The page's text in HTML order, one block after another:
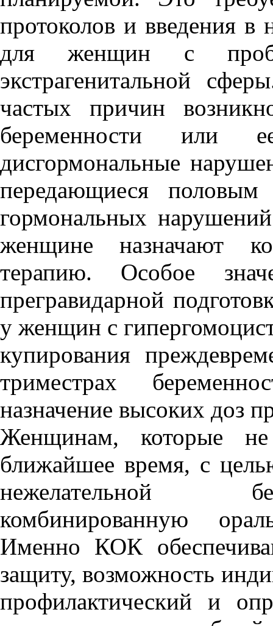
протоколов и введения в
для женщин с
экстрагенитальной
частых причин
беременности или
дисгормональные
передающиеся
гормональных
женщине назначают
терапию. Особое
прегравидарной
у женщин с
купирования
триместрах
назначение высоких доз
Женщинам, которые
ближайшее время, с
нежелательной
комбинированную
Именно КОК
защиту, возможность
профилактический и